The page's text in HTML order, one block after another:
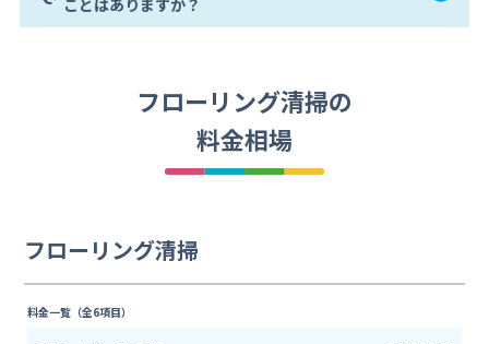
フローリング清掃の
料金相場
フローリング清掃
料金一覧（全6項目）